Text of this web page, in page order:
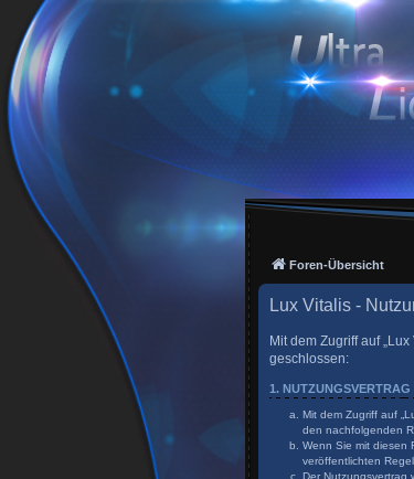
Foren-Übersicht
Lux Vitalis -
Mit dem Zugriff auf
geschlossen:
1. NUTZUNGSVERTRAG
Mit dem Zugriff auf
den nachfolgenden
Wenn Sie mit diesen
veröffentlichten
Der Nutzungsvertrag